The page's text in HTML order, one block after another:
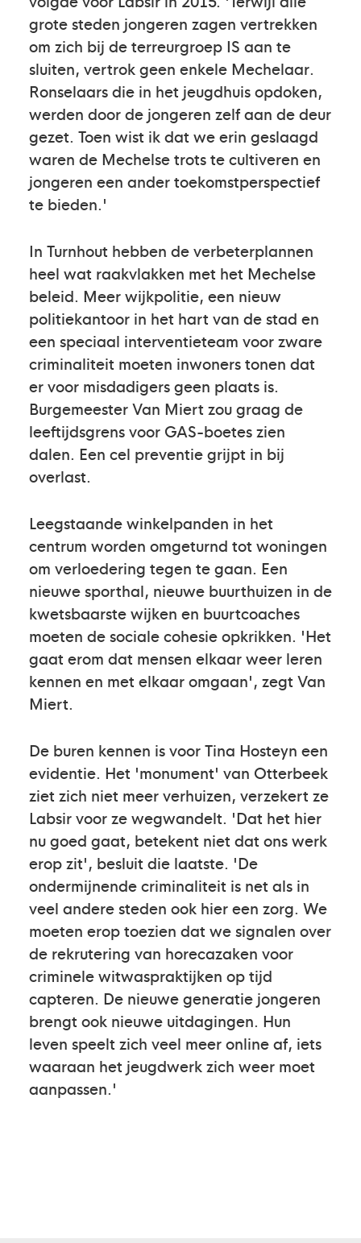
grote steden jongeren zagen vertrekken
om zich bij de terreurgroep IS aan te
sluiten, vertrok geen enkele Mechelaar.
Ronselaars die in het jeugdhuis opdoken,
werden door de jongeren zelf aan de deur
gezet. Toen wist ik dat we erin geslaagd
waren de Mechelse trots te cultiveren en
jongeren een ander toekomstperspectief
te bieden.'
In Turnhout hebben de verbeterplannen
heel wat raakvlakken met het Mechelse
beleid. Meer wijkpolitie, een nieuw
politiekantoor in het hart van de stad en
een speciaal interventieteam voor zware
criminaliteit moeten inwoners tonen dat
er voor misdadigers geen plaats is.
Burgemeester Van Miert zou graag de
leeftijdsgrens voor GAS-boetes zien
dalen. Een cel preventie grijpt in bij
overlast.
Leegstaande winkelpanden in het
centrum worden omgeturnd tot woningen
om verloedering tegen te gaan. Een
nieuwe sporthal, nieuwe buurthuizen in de
kwetsbaarste wijken en buurtcoaches
moeten de sociale cohesie opkrikken. 'Het
gaat erom dat mensen elkaar weer leren
kennen en met elkaar omgaan', zegt Van
Miert.
De buren kennen is voor Tina Hosteyn een
evidentie. Het 'monument' van Otterbeek
ziet zich niet meer verhuizen, verzekert ze
Labsir voor ze wegwandelt. 'Dat het hier
nu goed gaat, betekent niet dat ons werk
erop zit', besluit die laatste. 'De
ondermijnende criminaliteit is net als in
veel andere steden ook hier een zorg. We
moeten erop toezien dat we signalen over
de rekrutering van horecazaken voor
criminele witwaspraktijken op tijd
capteren. De nieuwe generatie jongeren
brengt ook nieuwe uitdagingen. Hun
leven speelt zich veel meer online af, iets
waaraan het jeugdwerk zich weer moet
aanpassen.'